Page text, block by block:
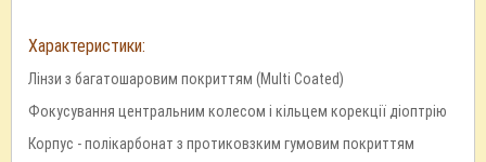
Характеристики:
Лінзи з багатошаровим покриттям (Multi Coated)
Фокусування центральним колесом і кільцем корекції діоптрію
Корпус - полікарбонат з протиковзким гумовим покриттям